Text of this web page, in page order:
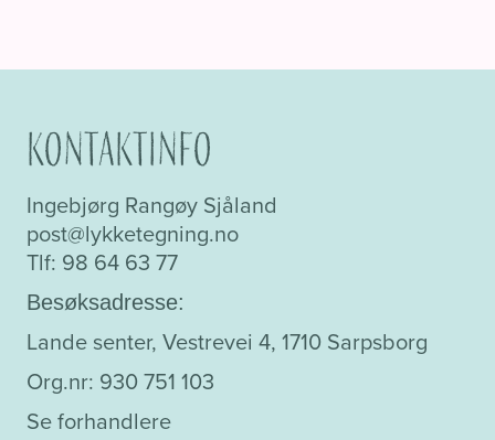
Kontaktinfo
Ingebjørg Rangøy Sjåland
post@lykketegning.no
Tlf: 98 64 63 77
Besøksadresse:
Lande senter, Vestrevei 4, 1710 Sarpsborg
Org.nr: 930 751 103
Se forhandlere